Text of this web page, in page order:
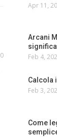
0
Apr 11,
Arcani
Feb 4,
Calcola
Feb 3,
Come